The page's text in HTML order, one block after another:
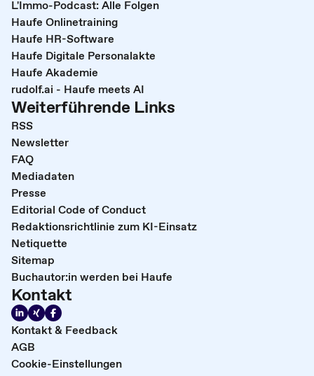
L'Immo-Podcast: Alle Folgen
Haufe Onlinetraining
Haufe HR-Software
Haufe Digitale Personalakte
Haufe Akademie
rudolf.ai - Haufe meets AI
Weiterführende Links
RSS
Newsletter
FAQ
Mediadaten
Presse
Editorial Code of Conduct
Redaktionsrichtlinie zum KI-Einsatz
Netiquette
Sitemap
Buchautor:in werden bei Haufe
Kontakt
Kontakt & Feedback
AGB
Cookie-Einstellungen